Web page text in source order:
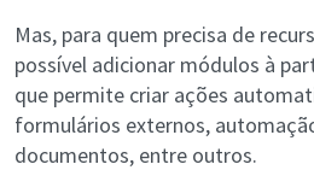
Mas, para quem precisa de
possível adicionar módulos à
que permite criar ações
formulários externos,
documentos, entre outros.